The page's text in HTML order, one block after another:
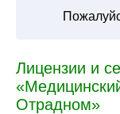
Лицензии и
Отрадном»